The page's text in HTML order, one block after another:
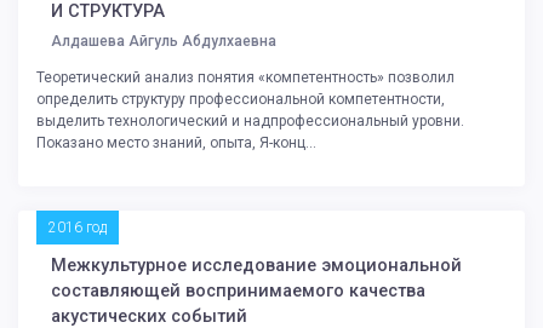
И СТРУКТУРА
Алдашева Айгуль Абдулхаевна
Теоретический анализ понятия «компетентность» позволил
определить структуру профессиональной компетентности,
выделить технологический и надпрофессиональный уровни.
Показано место знаний, опыта, Я-конц...
2016 год
Межкультурное исследование эмоциональной
составляющей воспринимаемого качества
акустических событий